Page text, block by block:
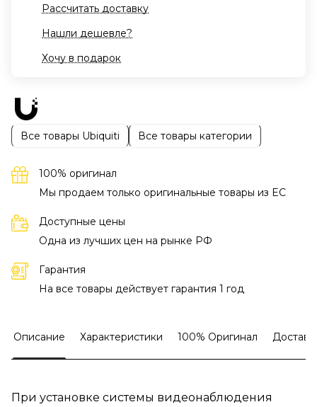
Рассчитать доставку
Нашли дешевле?
Хочу в подарок
Все товары Ubiquiti Все товары категории
100% оригинал
Мы продаем только оригинальные товары из EC
Доступные цены
Одна из лучших цен на рынке РФ
Гарантия
На все товары действует гарантия 1 год
Описание Характеристики 100% Оригинал
При установке системы видеонаблюдения